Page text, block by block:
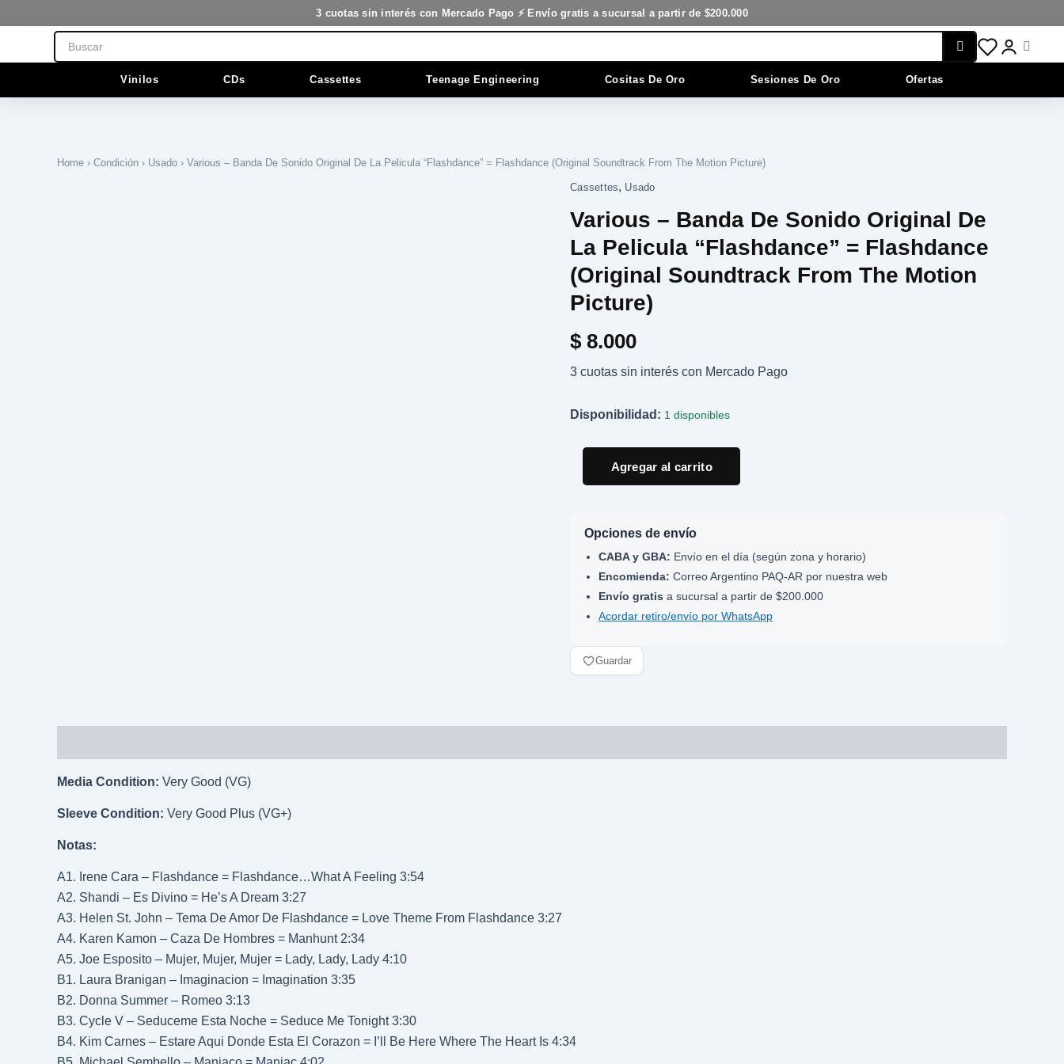
3 cuotas sin interés con Mercado Pago ⚡ Envío gratis a sucursal a partir de $200.000
al
Vinilos CDs Cassettes Teenage Engineering Cositas De Oro Sesiones De Oro Ofertas
Cart
Search
Home › Condición › Usado › Various – Banda De Sonido Original De La Pelicula “Flashdance” = Flashdance (Original Soundtrack From The Motion Picture)
Cassettes, Usado
Various – Banda De Sonido Original De
La Pelicula “Flashdance” = Flashdance
(Original Soundtrack From The Motion
Picture)
$ 8.000
3 cuotas sin interés con Mercado Pago
Disponibilidad: 1 disponibles
Various
Banda
Sonido
Original
De
La
Pelicula
"Flashdance"
=
(Original
From
cantidadAgregar al carrito
Opciones de envío
CABA y GBA: Envío en el día (según zona y horario)
Encomienda: Correo Argentino PAQ-AR por nuestra web
Envío gratis a sucursal a partir de $200.000
Acordar retiro/envío por WhatsApp
Guardar
Media Condition: Very Good (VG)
Sleeve Condition: Very Good Plus (VG+)
Notas:
A1. Irene Cara – Flashdance = Flashdance…What A Feeling 3:54
A2. Shandi – Es Divino = He’s A Dream 3:27
A3. Helen St. John – Tema De Amor De Flashdance = Love Theme From Flashdance 3:27
A4. Karen Kamon – Caza De Hombres = Manhunt 2:34
A5. Joe Esposito – Mujer, Mujer, Mujer = Lady, Lady, Lady 4:10
B1. Laura Branigan – Imaginacion = Imagination 3:35
B2. Donna Summer – Romeo 3:13
B3. Cycle V – Seduceme Esta Noche = Seduce Me Tonight 3:30
B4. Kim Carnes – Estare Aqui Donde Esta El Corazon = I’ll Be Here Where The Heart Is 4:34
=
Soundtrack